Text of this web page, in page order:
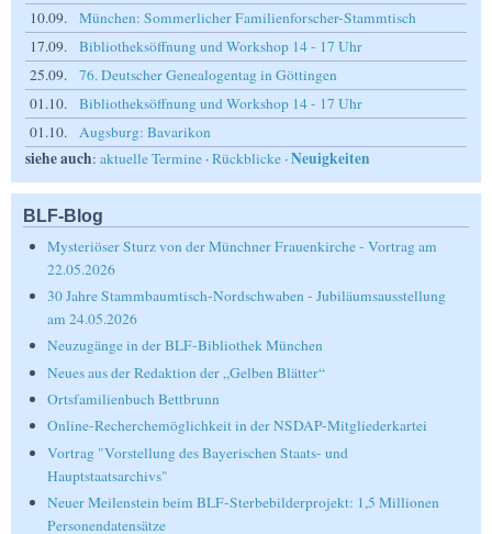
10.09.
München: Sommerlicher Familienforscher-Stammtisch
17.09.
Bibliotheksöffnung und Workshop 14 - 17 Uhr
25.09.
76. Deutscher Genealogentag in Göttingen
01.10.
Bibliotheksöffnung und Workshop 14 - 17 Uhr
01.10.
Augsburg: Bavarikon
siehe auch: aktuelle Termine ·Rückblicke ·Neuigkeiten
BLF-Blog
Mysteriöser Sturz von der Münchner Frauenkirche - Vortrag am
22.05.2026
30 Jahre Stammbaumtisch-Nordschwaben - Jubiläumsausstellung
am 24.05.2026
Neuzugänge in der BLF-Bibliothek München
Neues aus der Redaktion der „Gelben Blätter“
Ortsfamilienbuch Bettbrunn
Online-Recherchemöglichkeit in der NSDAP-Mitgliederkartei
Vortrag "Vorstellung des Bayerischen Staats- und
Hauptstaatsarchivs"
Neuer Meilenstein beim BLF-Sterbebilderprojekt: 1,5 Millionen
Personendatensätze